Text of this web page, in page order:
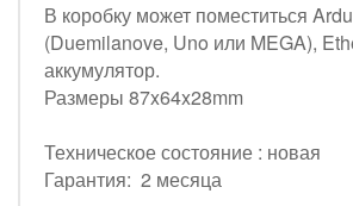
В коробку может поместиться
(Duemilanove, Uno или MEGA),
аккумулятор.
Размеры 87x64x28mm
Техническое состояние : новая
Гарантия: 2 месяца